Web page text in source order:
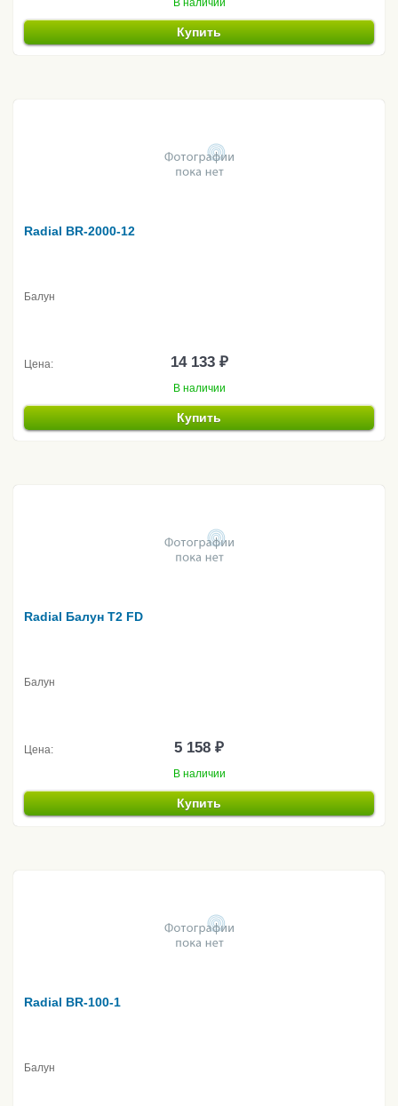
В наличии
Купить
Radial BR-2000-12
Балун
Цена: 14 133 ₽
В наличии
Купить
Radial Балун T2 FD
Балун
Цена: 5 158 ₽
В наличии
Купить
Radial BR-100-1
Балун